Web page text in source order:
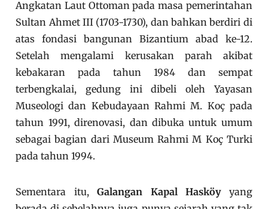
Angkatan Laut Ottoman pada masa pemerintahan
Sultan Ahmet III (1703-1730), dan bahkan berdiri di
atas fondasi bangunan Bizantium abad ke-12.
Setelah mengalami kerusakan parah akibat
kebakaran pada tahun 1984 dan sempat
terbengkalai, gedung ini dibeli oleh Yayasan
Museologi dan Kebudayaan Rahmi M. Koç pada
tahun 1991, direnovasi, dan dibuka untuk umum
sebagai bagian dari Museum Rahmi M Koç Turki
pada tahun 1994.
Sementara itu,Galangan Kapal Hasköyyang